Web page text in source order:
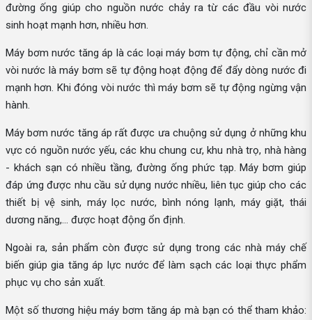
đường ống giúp cho nguồn nước chảy ra từ các đầu vòi nước
sinh hoạt mạnh hơn, nhiều hơn.
Máy bơm nước tăng áp là các loại máy bơm tự động, chỉ cần mở
vòi nước là máy bơm sẽ tự động hoạt động để đẩy dòng nước đi
mạnh hơn. Khi đóng vòi nước thì máy bơm sẽ tự động ngừng vận
hành.
Máy bơm nước tăng áp rất được ưa chuộng sử dụng ở những khu
vực có nguồn nước yếu, các khu chung cư, khu nhà trọ, nhà hàng
- khách sạn có nhiều tầng, đường ống phức tạp. Máy bơm giúp
đáp ứng được nhu cầu sử dụng nước nhiều, liên tục giúp cho các
thiết bị vệ sinh, máy lọc nước, bình nóng lạnh, máy giặt, thái
dương năng,... được hoạt động ổn định.
Ngoài ra, sản phẩm còn được sử dụng trong các nhà máy chế
biến giúp gia tăng áp lực nước để làm sạch các loại thực phẩm
phục vụ cho sản xuất.
Một số thương hiệu máy bơm tăng áp mà bạn có thể tham khảo: